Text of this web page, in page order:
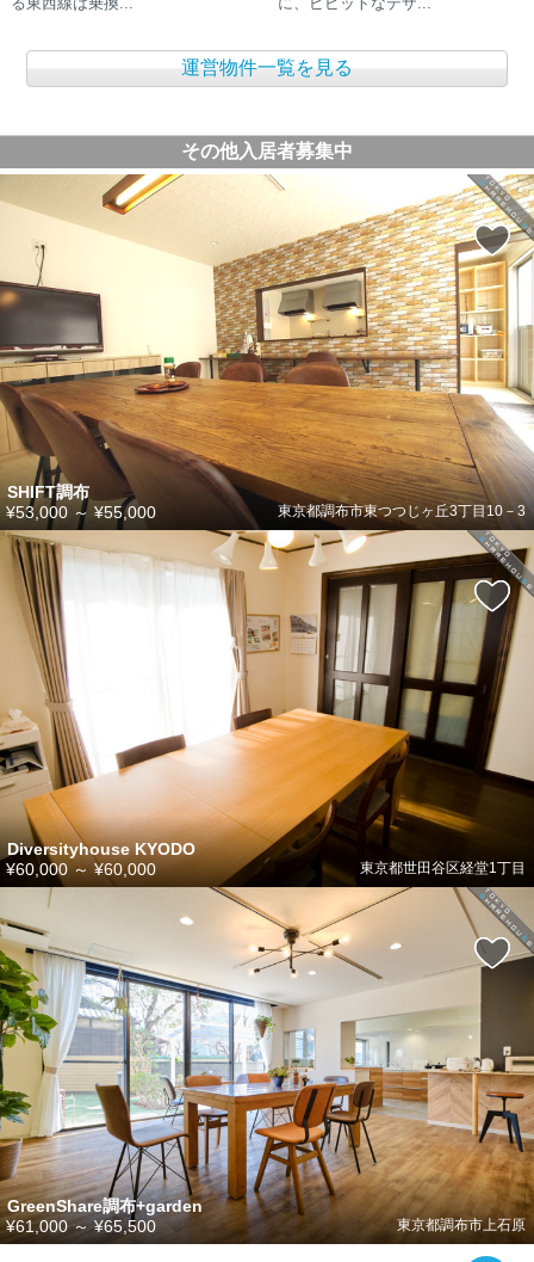
運営物件一覧を見る
その他入居者募集中
SHIFT調布
東京都調布市東つつじヶ丘3丁目10－3
¥53,000 ～ ¥55,000
Diversityhouse KYODO
東京都‎世田谷区経堂1丁目
¥60,000～¥60,000
GreenShare調布+garden
東京都調布市上石原
¥61,000～¥65,500